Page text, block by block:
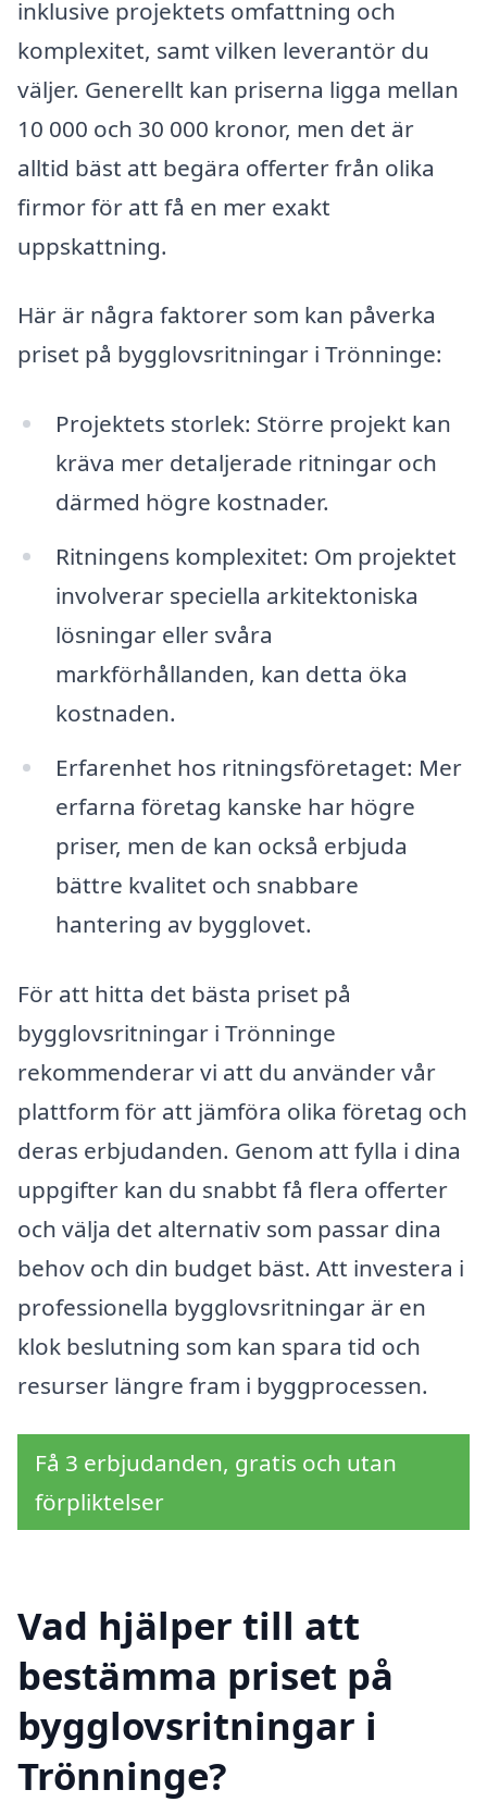
inklusive projektets omfattning och
komplexitet, samt vilken leverantör du
väljer. Generellt kan priserna ligga mellan
10 000 och 30 000 kronor, men det är
alltid bäst att begära offerter från olika
firmor för att få en mer exakt
uppskattning.
Här är några faktorer som kan påverka
priset på bygglovsritningar i Trönninge:
Projektets storlek: Större projekt kan
kräva mer detaljerade ritningar och
därmed högre kostnader.
Ritningens komplexitet: Om projektet
involverar speciella arkitektoniska
lösningar eller svåra
markförhållanden, kan detta öka
kostnaden.
Erfarenhet hos ritningsföretaget: Mer
erfarna företag kanske har högre
priser, men de kan också erbjuda
bättre kvalitet och snabbare
hantering av bygglovet.
För att hitta det bästa priset på
bygglovsritningar i Trönninge
rekommenderar vi att du använder vår
plattform för att jämföra olika företag och
deras erbjudanden. Genom att fylla i dina
uppgifter kan du snabbt få flera offerter
och välja det alternativ som passar dina
behov och din budget bäst. Att investera i
professionella bygglovsritningar är en
klok beslutning som kan spara tid och
resurser längre fram i byggprocessen.
Få 3 erbjudanden, gratis och utan
förpliktelser
Vad hjälper till att
bestämma priset på
bygglovsritningar i
Trönninge?